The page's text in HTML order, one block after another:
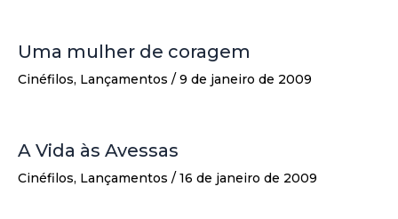
Uma mulher de coragem
Cinéfilos, Lançamentos / 9 de janeiro de 2009
A Vida às Avessas
Cinéfilos, Lançamentos / 16 de janeiro de 2009